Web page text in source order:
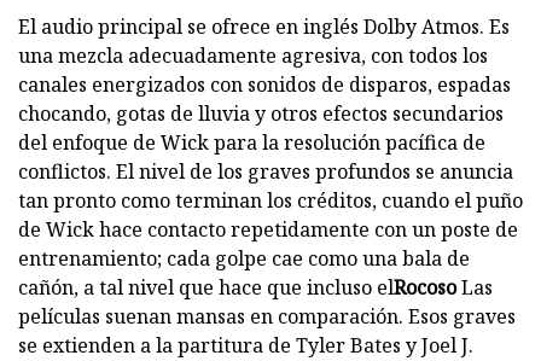
El audio principal se ofrece en inglés Dolby Atmos. Es
una mezcla adecuadamente agresiva, con todos los
canales energizados con sonidos de disparos, espadas
chocando, gotas de lluvia y otros efectos secundarios
del enfoque de Wick para la resolución pacífica de
conflictos. El nivel de los graves profundos se anuncia
tan pronto como terminan los créditos, cuando el puño
de Wick hace contacto repetidamente con un poste de
entrenamiento; cada golpe cae como una bala de
cañón, a tal nivel que hace que incluso elRocosoLas
películas suenan mansas en comparación. Esos graves
se extienden a la partitura de Tyler Bates y Joel J.